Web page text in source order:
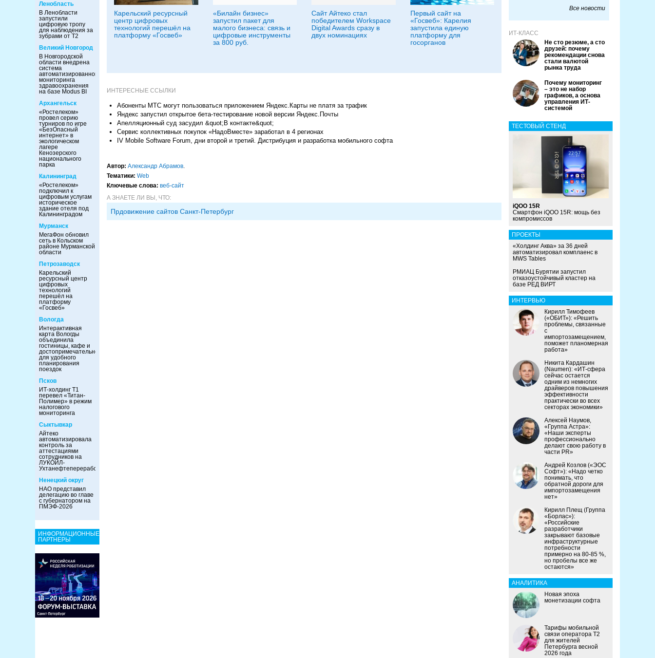
Ленобласть
В Ленобласти
запустили
цифровую тропу
для наблюдения за
зубрами от Т2
Великий Новгород
В Новгородской
области внедрена
система
автоматизированного
мониторинга
здравоохранения
на базе Modus BI
Архангельск
«Ростелеком»
провел серию
турниров по игре
«БезОпасный
интернет» в
экологическом
лагере
Кенозерского
национального
парка
Калининград
«Ростелеком»
подключил к
цифровым услугам
историческое
здание отеля под
Калининградом
Мурманск
МегаФон обновил
сеть в Кольском
районе Мурманской
области
Петрозаводск
Карельский
ресурсный центр
цифровых
технологий
перешёл на
платформу
«Госвеб»
Вологда
Интерактивная
карта Вологды
объединила
гостиницы, кафе и
достопримечательности
для удобного
планирования
поездок
Псков
ИТ-холдинг Т1
перевел «Титан-
Полимер» в режим
налогового
мониторинга
Сыктывкар
Айтеко
автоматизировала
контроль за
аттестациями
сотрудников на
ЛУКОЙЛ-
Ухтанефтепереработка
Ненецкий округ
НАО представил
делегацию во главе
с губернатором на
ПМЭФ-2026
ИНФОРМАЦИОННЫЕ
ПАРТНЕРЫ
Карельский ресурсный
центр цифровых
технологий перешёл на
платформу «Госвеб»
«Билайн бизнес»
запустил пакет для
малого бизнеса: связь и
цифровые инструменты
за 800 руб.
Сайт Айтеко стал
победителем Workspace
Digital Awards сразу в
двух номинациях
Первый сайт на
«Госвеб»: Карелия
запустила единую
платформу для
госорганов
ИНТЕРЕСНЫЕ ССЫЛКИ
Абоненты МТС могут пользоваться приложением Яндекс.Карты не платя за трафик
Яндекс запустил открытое бета-тестирование новой версии Яндекс.Почты
Апелляционный суд засудил &quot;В контакте&quot;
Сервис коллективных покупок «НадоВместе» заработал в 4 регионах
IV Mobile Software Forum, дни второй и третий. Дистрибуция и разработка мобильного софта
Автор: Александр Абрамов.
Тематики: Web
Ключевые слова: веб-сайт
А ЗНАЕТЕ ЛИ ВЫ, ЧТО:
Прдовижение сайтов Санкт-Петербург
Все новости
ИТ-КЛАСС
Не сто резюме, а сто
друзей: почему
рекомендации снова
стали валютой
рынка труда
Почему мониторинг
– это не набор
графиков, а основа
управления ИТ-
системой
ТЕСТОВЫЙ СТЕНД
iQOO 15R
Смартфон iQOO 15R: мощь без
компромиссов
ПРОЕКТЫ
«Холдинг Аква» за 36 дней
автоматизировал комплаенс в
MWS Tables
РМИАЦ Бурятии запустил
отказоустойчивый кластер на
базе РЕД ВИРТ
ИНТЕРВЬЮ
Кирилл Тимофеев
(«ОБИТ»): «Решить
проблемы, связанные
с
импортозамещением,
поможет планомерная
работа»
Никита Кардашин
(Naumen): «ИТ-сфера
сейчас остается
одним из немногих
драйверов повышения
эффективности
практически во всех
секторах экономики»
Алексей Наумов,
«Группа Астра»:
«Наши эксперты
профессионально
делают свою работу в
части PR»
Андрей Козлов («ЭОС
Софт»): «Надо четко
понимать, что
обратной дороги для
импортозамещения
нет»
Кирилл Плещ (Группа
«Борлас»):
«Российские
разработчики
закрывают базовые
инфраструктурные
потребности
примерно на 80-85 %,
но пробелы все же
остаются»
АНАЛИТИКА
Новая эпоха
монетизации софта
Тарифы мобильной
связи оператора Т2
для жителей
Петербурга весной
2026 года